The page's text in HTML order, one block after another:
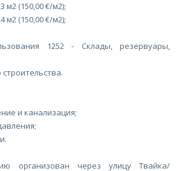
м2 (150,00 €/м2);
м2 (150,00 €/м2);
1252 - Склады, резервуары,
и канализация;
организован через улицу Твайка/